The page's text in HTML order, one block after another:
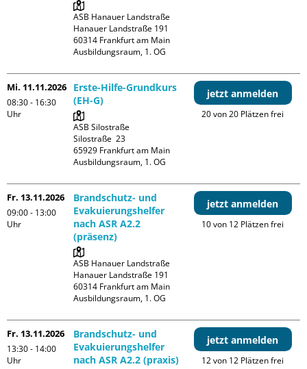
ASB Hanauer Landstraße
Hanauer Landstraße 191
60314 Frankfurt am Main
Ausbildungsraum, 1. OG
Mi. 11.11.2026
08:30 - 16:30
Uhr
Erste-Hilfe-Grundkurs
(EH-G)
ASB Silostraße
Silostraße  23
65929 Frankfurt am Main
Ausbildungsraum, 1. OG
jetzt anmelden
20 von 20 Plätzen frei
Fr. 13.11.2026
09:00 - 13:00
Uhr
Brandschutz- und
Evakuierungshelfer
nach ASR A2.2
(präsenz)
ASB Hanauer Landstraße
Hanauer Landstraße 191
60314 Frankfurt am Main
Ausbildungsraum, 1. OG
jetzt anmelden
10 von 12 Plätzen frei
Fr. 13.11.2026
13:30 - 14:00
Uhr
Brandschutz- und
Evakuierungshelfer
nach ASR A2.2 (praxis)
jetzt anmelden
12 von 12 Plätzen frei